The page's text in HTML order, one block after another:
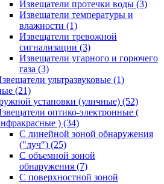
Извещатели протечки воды (3)
Извещатели температуры и
влажности (1)
Извещатели тревожной
сигнализации (3)
Извещатели угарного и горючего
газа (3)
ультразвуковые (1)
(21)
установки (уличные) (52)
оптико-электронные (
) (34)
С линейной зоной обнаружения
("луч") (25)
С объемной зоной
обнаружения (7)
С поверхностной зоной